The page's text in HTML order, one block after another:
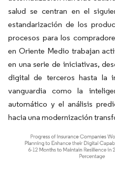
salud se centran en el
estandarización de los
procesos para los
en Oriente Medio trabajan
en una serie de iniciativas,
digital de terceros hasta la
vanguardia como la
automático y el análisis
hacia una modernización